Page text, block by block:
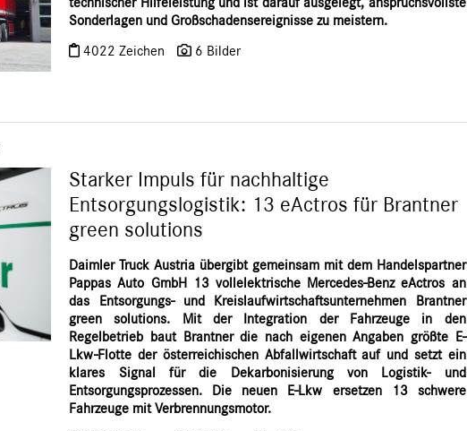
Sonderlagen und Großschadensereignisse zu meistern.
4022 Zeichen 6 Bilder
Starker Impuls für nachhaltige
Entsorgungslogistik: 13 eActros für Brantner
green solutions
Daimler Truck Austria übergibt gemeinsam mit dem Handelspartner
Pappas Auto GmbH 13 vollelektrische Mercedes-Benz eActros an
das Entsorgungs- und Kreislaufwirtschaftsunternehmen Brantner
green solutions. Mit der Integration der Fahrzeuge in den
Regelbetrieb baut Brantner die nach eigenen Angaben größte E-
Lkw-Flotte der österreichischen Abfallwirtschaft auf und setzt ein
klares Signal für die Dekarbonisierung von Logistik- und
Entsorgungsprozessen. Die neuen E-Lkw ersetzen 13 schwere
Fahrzeuge mit Verbrennungsmotor.